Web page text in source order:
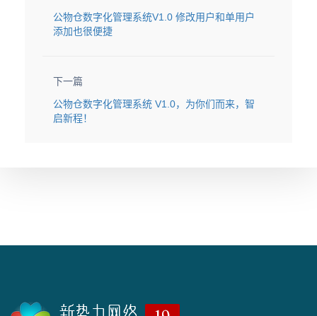
公物仓数字化管理系统V1.0 修改用户和单用户
添加也很便捷
下一篇
公物仓数字化管理系统 V1.0，为你们而来，智
启新程！